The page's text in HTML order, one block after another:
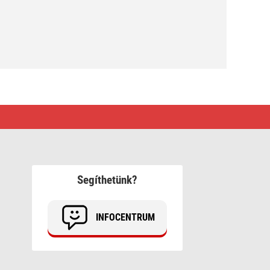
Segíthetünk?
INFOCENTRUM